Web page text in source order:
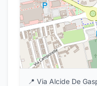
📍 Via Alcide De